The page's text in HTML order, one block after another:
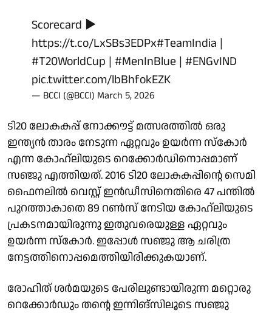
Scorecard ▶️
https://t.co/LxSBs3EDPx#TeamIndia |
#T20WorldCup | #MenInBlue | #ENGvIND
pic.twitter.com/lbBhfokEZK
— BCCI (@BCCI) March 5, 2026
ടി20 ലോകകപ്പ് നോക്കൗട്ട് മത്സരത്തില്‍ ഒരു
ഇന്ത്യന്‍ താരം നേടുന്ന ഏറ്റവും ഉയര്‍ന്ന സ്‌കോര്‍
എന്ന കോഹ്ലിയുടെ റെക്കോര്‍ഡിനൊപ്പമാണ്
സഞ്ജു എത്തിയത്. 2016 ടി20 ലോകകപ്പിന്റെ സെമി
ഫൈനലില്‍ വെസ്റ്റ് ഇന്‍ഡീസിനെതിരെ 47 പന്തില്‍
പുറത്താകാതെ 89 റണ്‍സ് നേടിയ കോഹ്ലിയുടെ
പ്രകടനമായിരുന്നു ഇതുവരെയുള്ള ഏറ്റവും
ഉയര്‍ന്ന സ്‌കോര്‍. ഇപ്പോള്‍ സഞ്ജു ആ ചരിത്ര
നേട്ടത്തിനൊപ്പമെത്തിയിരിക്കുകയാണ്.
രോഹിത് ശര്‍മയുടെ പേരിലുണ്ടായിരുന്ന മറ്റൊരു
റെക്കോര്‍ഡും തന്റെ ഇന്നിങ്‌സിലൂടെ സഞ്ജു